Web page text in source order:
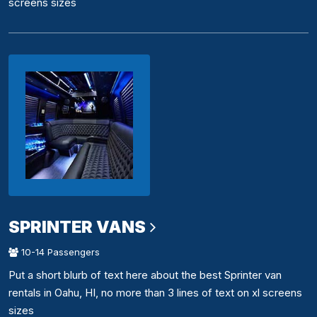
SPRINTER VANS
10-14 Passengers
Put a short blurb of text here about the best Sprinter van
rentals in Oahu, HI, no more than 3 lines of text on xl screens
sizes